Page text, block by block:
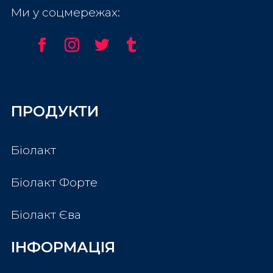
Ми у соцмережах:
ПРОДУКТИ
Біолакт
Біолакт Форте
Біолакт Єва
ІНФОРМАЦІЯ